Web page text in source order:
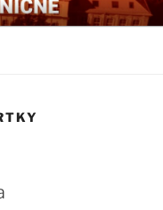
VE
biologická témata